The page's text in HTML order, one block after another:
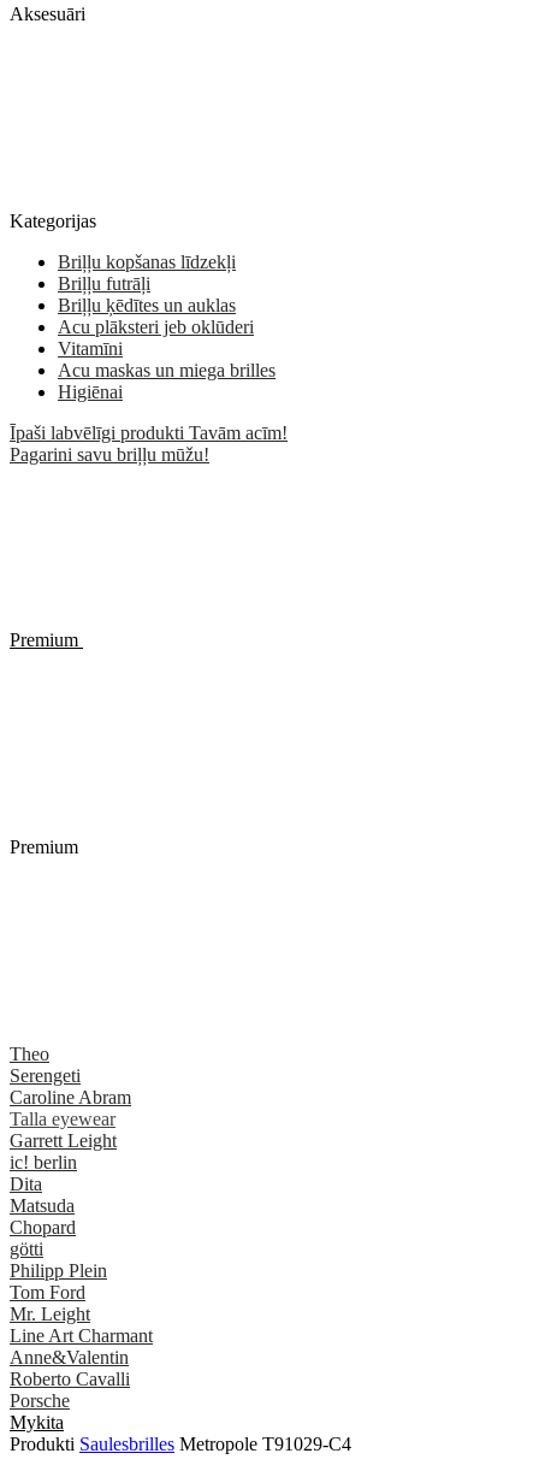
Aksesuāri
Kategorijas
Briļļu kopšanas līdzekļi
Briļļu futrāļi
Briļļu ķēdītes un auklas
Acu plāksteri jeb oklūderi
Vitamīni
Acu maskas un miega brilles
Higiēnai
Īpaši labvēlīgi produkti Tavām acīm!
Pagarini savu briļļu mūžu!
Premium
Premium
Theo
Serengeti
Caroline Abram
Talla eyewear
Garrett Leight
ic! berlin
Dita
Matsuda
Chopard
götti
Philipp Plein
Tom Ford
Mr. Leight
Line Art Charmant
Anne&Valentin
Roberto Cavalli
Porsche
Mykita
Produkti Saulesbrilles Metropole T91029-C4